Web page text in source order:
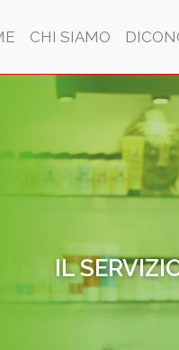
(CURRENT)
CHI SIAMO
IL